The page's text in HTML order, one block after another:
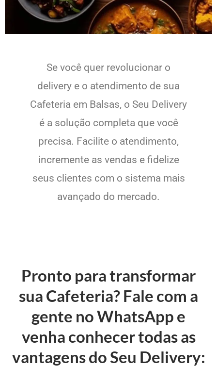
Se você quer revolucionar o
delivery e o atendimento de sua
Cafeteria em Balsas, o Seu Delivery
é a solução completa que você
precisa. Facilite o atendimento,
incremente as vendas e fidelize
seus clientes com o sistema mais
avançado do mercado.
Pronto para transformar
sua Cafeteria? Fale com a
gente no WhatsApp e
venha conhecer todas as
vantagens do Seu Delivery: